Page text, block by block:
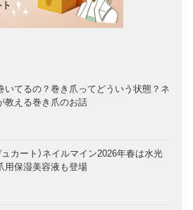
いてるの？巻き爪ってどういう状態？ネ
教える巻き爪のお話
ュカート）ネイルマイン2026年春は水光
用保湿美容液も登場